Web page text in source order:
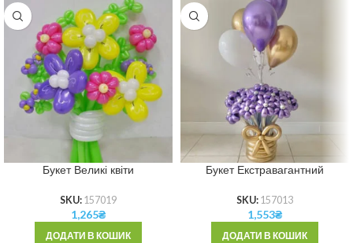
Букет Великі квіти
SKU: 157019
1,265₴
ДОДАТИ В КОШИК
Букет Екстравагантний
SKU: 157013
1,553₴
ДОДАТИ В КОШИК